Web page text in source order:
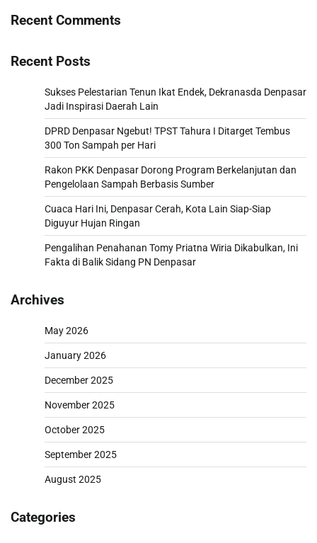
Recent Comments
Recent Posts
Sukses Pelestarian Tenun Ikat Endek, Dekranasda Denpasar
Jadi Inspirasi Daerah Lain
DPRD Denpasar Ngebut! TPST Tahura I Ditarget Tembus
300 Ton Sampah per Hari
Rakon PKK Denpasar Dorong Program Berkelanjutan dan
Pengelolaan Sampah Berbasis Sumber
Cuaca Hari Ini, Denpasar Cerah, Kota Lain Siap-Siap
Diguyur Hujan Ringan
Pengalihan Penahanan Tomy Priatna Wiria Dikabulkan, Ini
Fakta di Balik Sidang PN Denpasar
Archives
May 2026
January 2026
December 2025
November 2025
October 2025
September 2025
August 2025
Categories